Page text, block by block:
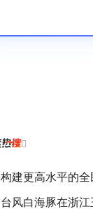

构建更高水平的
台风白海豚在浙